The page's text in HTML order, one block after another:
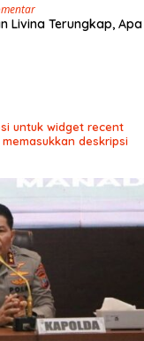
Livina Terungkap, Apa
untuk widget recent
deskripsi